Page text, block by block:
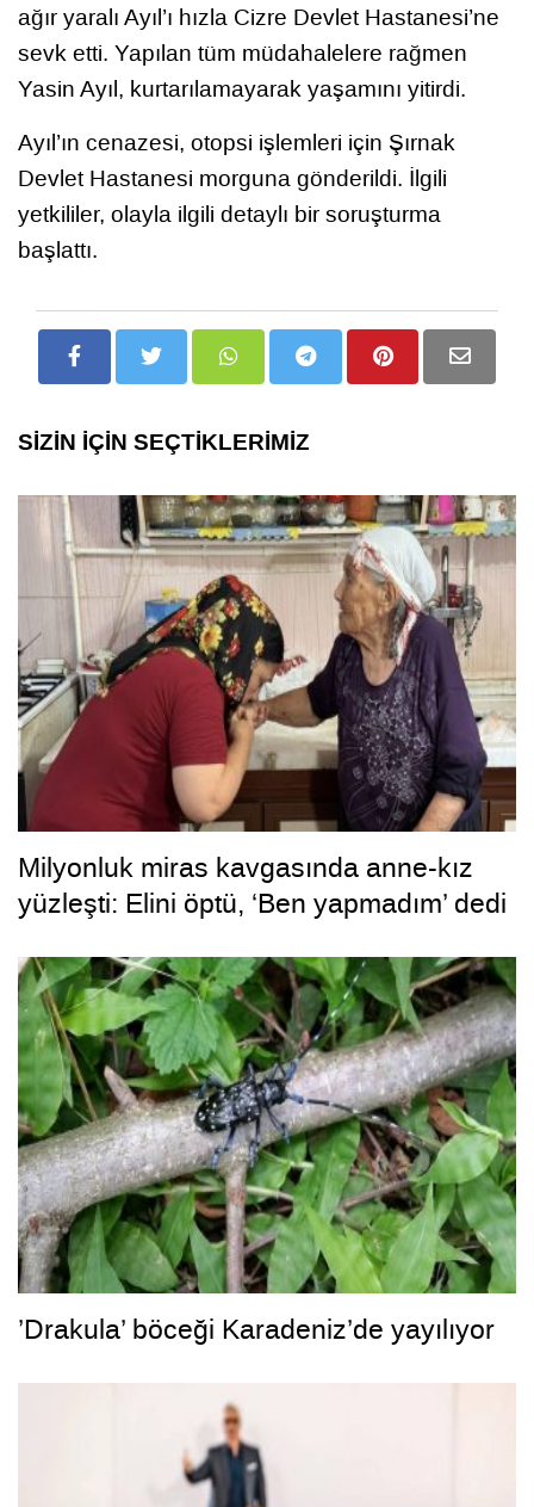
ağır yaralı Ayıl’ı hızla Cizre Devlet Hastanesi’ne
sevk etti. Yapılan tüm müdahalelere rağmen
Yasin Ayıl, kurtarılamayarak yaşamını yitirdi.
Ayıl’ın cenazesi, otopsi işlemleri için Şırnak
Devlet Hastanesi morguna gönderildi. İlgili
yetkililer, olayla ilgili detaylı bir soruşturma
başlattı.
SİZİN İÇİN SEÇTİKLERİMİZ
Milyonluk miras kavgasında anne-kız
yüzleşti: Elini öptü, ‘Ben yapmadım’ dedi
’Drakula’ böceği Karadeniz’de yayılıyor